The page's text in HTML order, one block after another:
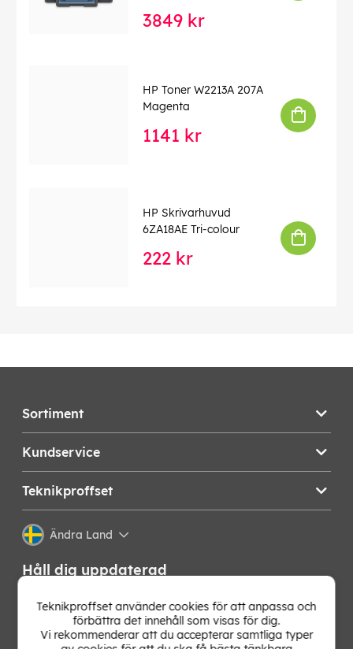
3849 kr
HP Toner W2213A 207A
Magenta
1141 kr
HP Skrivarhuvud
6ZA18AE Tri-colour
222 kr
Sortiment
Kundservice
Teknikproffset
Ändra Land
Håll dig uppdaterad
Få de senaste nyheterna, hetaste erbjudandena och
bästa tipsen från oss direkt i din mejlkorg. Signa upp på
vårt nyhetsbrev!
Teknikproffset använder cookies för att anpassa och
förbättra det innehåll som visas för dig.
Vi rekommenderar att du accepterar samtliga typer